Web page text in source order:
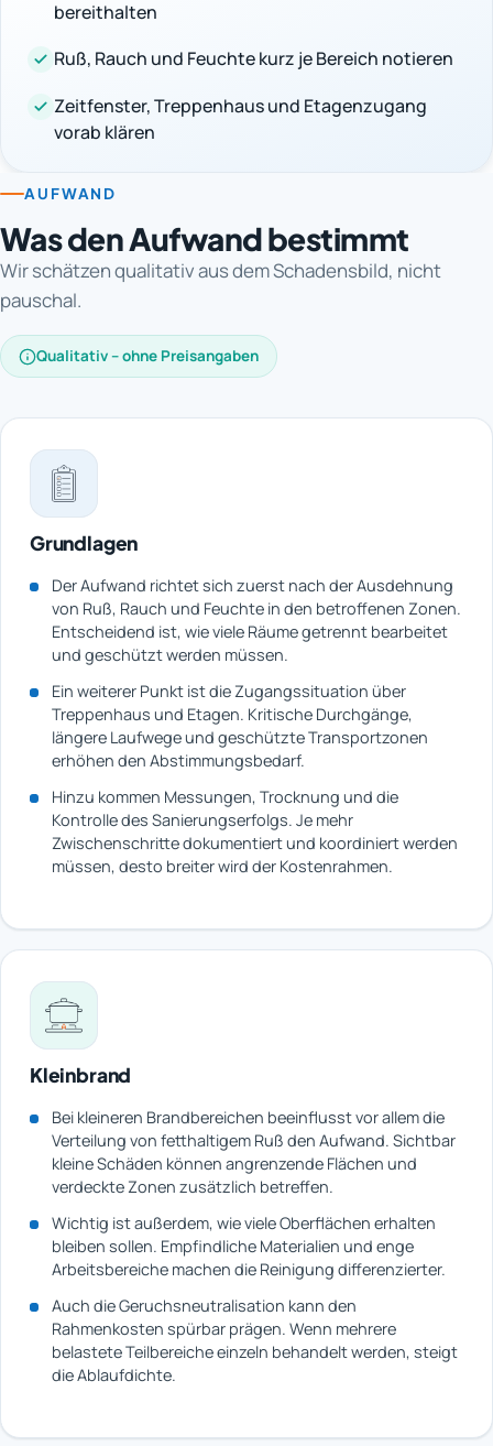
bereithalten
Ruß, Rauch und Feuchte kurz je Bereich notieren
Zeitfenster, Treppenhaus und Etagenzugang
vorab klären
AUFWAND
Was den Aufwand bestimmt
Wir schätzen qualitativ aus dem Schadensbild, nicht
pauschal.
Qualitativ – ohne Preisangaben
Grundlagen
Der Aufwand richtet sich zuerst nach der Ausdehnung
von Ruß, Rauch und Feuchte in den betroffenen Zonen.
Entscheidend ist, wie viele Räume getrennt bearbeitet
und geschützt werden müssen.
Ein weiterer Punkt ist die Zugangssituation über
Treppenhaus und Etagen. Kritische Durchgänge,
längere Laufwege und geschützte Transportzonen
erhöhen den Abstimmungsbedarf.
Hinzu kommen Messungen, Trocknung und die
Kontrolle des Sanierungserfolgs. Je mehr
Zwischenschritte dokumentiert und koordiniert werden
müssen, desto breiter wird der Kostenrahmen.
Kleinbrand
Bei kleineren Brandbereichen beeinflusst vor allem die
Verteilung von fetthaltigem Ruß den Aufwand. Sichtbar
kleine Schäden können angrenzende Flächen und
verdeckte Zonen zusätzlich betreffen.
Wichtig ist außerdem, wie viele Oberflächen erhalten
bleiben sollen. Empfindliche Materialien und enge
Arbeitsbereiche machen die Reinigung differenzierter.
Auch die Geruchsneutralisation kann den
Rahmenkosten spürbar prägen. Wenn mehrere
belastete Teilbereiche einzeln behandelt werden, steigt
die Ablaufdichte.